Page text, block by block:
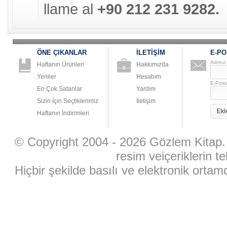
llame al +90 212 231 9282.
ÖNE ÇIKANLAR
Haftanın Ürünleri
Yeniler
En Çok Satanlar
Sizin İçin Seçtiklerimiz
Haftanın İndirimleri
İLETİŞİM
Hakkımızda
Hesabım
Yardım
İletişim
E-
E-
© Copyright 2004 - 2026 Gözlem
resim veiçeriklerin
Hiçbir şekilde basılı ve elektronik